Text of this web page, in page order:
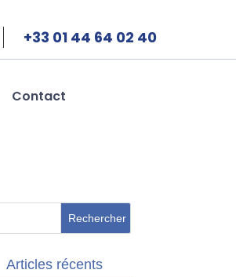
+33 01 44 64 02 40
Contact
Articles récents